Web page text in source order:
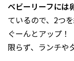
ベビーリーフには
ているので、2つ
ぐーんとアップ
限らず、ランチや